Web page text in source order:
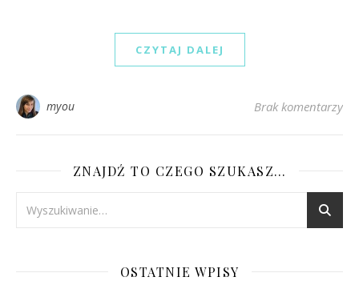
CZYTAJ DALEJ
myou Brak komentarzy
ZNAJDŹ TO CZEGO SZUKASZ…
OSTATNIE WPISY